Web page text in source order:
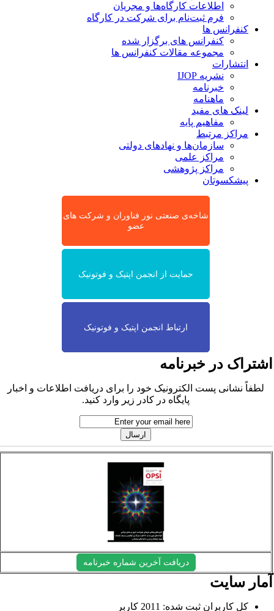
اطلاعات کارگاه‌ها و مجریان
فرم ثبت‌نام برای شرکت در کارگاه
کنفرانس ها
کنفرانس های برگزار شده
مجموعه مقالات کنفرانس ها
انتشارات
نشریه IJOP
خبرنامه
ماهنامه
لینک های مفید
مفاهیم پایه
مراکز مرتبط
سازمان‌ها و نهادهای دولتی
مراکز علمی
مراکز پژوهشی
پیشکسوتان
شاخه‌ی صنعتی نور فناوران و شرکت های
عضو
حمایت از انجمن اپتیک و فوتونیک
ارتباط انجمن اپتیک و فوتونیک
در خبرنامه
لطفاً نشانی پست الکترونیک خود را برای دریافت اطلاعات و اخبار
پایگاه در کادر زیر وارد کنید.
دریافت آخرین شماره خبرنامه
سایت
کل کاربران ثبت شده: 2011 کاربر